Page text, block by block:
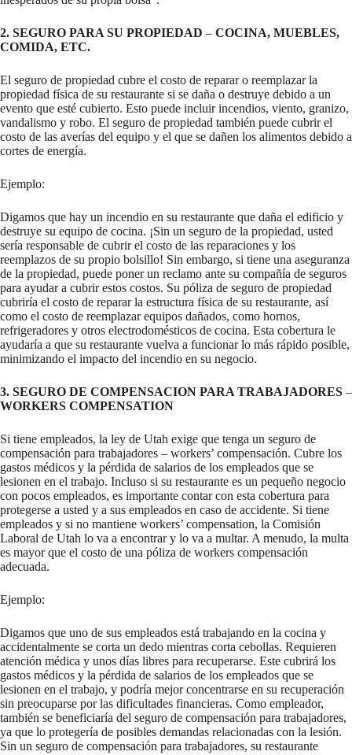
2. SEGURO PARA SU PROPIEDAD – COCINA, MUEBLES,
COMIDA, ETC.
El seguro de propiedad cubre el costo de reparar o reemplazar la
propiedad física de su restaurante si se daña o destruye debido a un
evento que esté cubierto. Esto puede incluir incendios, viento, granizo,
vandalismo y robo. El seguro de propiedad también puede cubrir el
costo de las averías del equipo y el que se dañen los alimentos debido a
cortes de energía.
Ejemplo:
Digamos que hay un incendio en su restaurante que daña el edificio y
destruye su equipo de cocina. ¡Sin un seguro de la propiedad, usted
sería responsable de cubrir el costo de las reparaciones y los
reemplazos de su propio bolsillo! Sin embargo, si tiene una aseguranza
de la propiedad, puede poner un reclamo ante su compañía de seguros
para ayudar a cubrir estos costos. Su póliza de seguro de propiedad
cubriría el costo de reparar la estructura física de su restaurante, así
como el costo de reemplazar equipos dañados, como hornos,
refrigeradores y otros electrodomésticos de cocina. Esta cobertura le
ayudaría a que su restaurante vuelva a funcionar lo más rápido posible,
minimizando el impacto del incendio en su negocio.
3. SEGURO DE COMPENSACION PARA TRABAJADORES –
WORKERS COMPENSATION
Si tiene empleados, la ley de Utah exige que tenga un seguro de
compensación para trabajadores – workers’ compensación. Cubre los
gastos médicos y la pérdida de salarios de los empleados que se
lesionen en el trabajo. Incluso si su restaurante es un pequeño negocio
con pocos empleados, es importante contar con esta cobertura para
protegerse a usted y a sus empleados en caso de accidente. Si tiene
empleados y si no mantiene workers’ compensation, la Comisión
Laboral de Utah lo va a encontrar y lo va a multar. A menudo, la multa
es mayor que el costo de una póliza de workers compensación
adecuada.
Ejemplo:
Digamos que uno de sus empleados está trabajando en la cocina y
accidentalmente se corta un dedo mientras corta cebollas. Requieren
atención médica y unos días libres para recuperarse. Este cubrirá los
gastos médicos y la pérdida de salarios de los empleados que se
lesionen en el trabajo, y podría mejor concentrarse en su recuperación
sin preocuparse por las dificultades financieras. Como empleador,
también se beneficiaría del seguro de compensación para trabajadores,
ya que lo protegería de posibles demandas relacionadas con la lesión.
Sin un seguro de compensación para trabajadores, su restaurante